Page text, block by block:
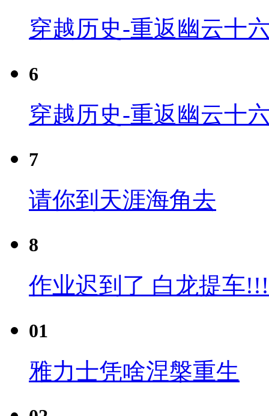
穿越历史-重返幽云十
6
穿越历史-重返幽云十
7
请你到天涯海角去
8
作业迟到了 白龙提车
01
雅力士凭啥涅槃重生